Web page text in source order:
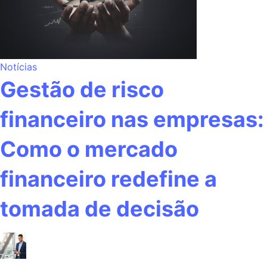
Notícias
Gestão de risco
financeiro nas empresas:
Como o mercado
financeiro redefine a
tomada de decisão